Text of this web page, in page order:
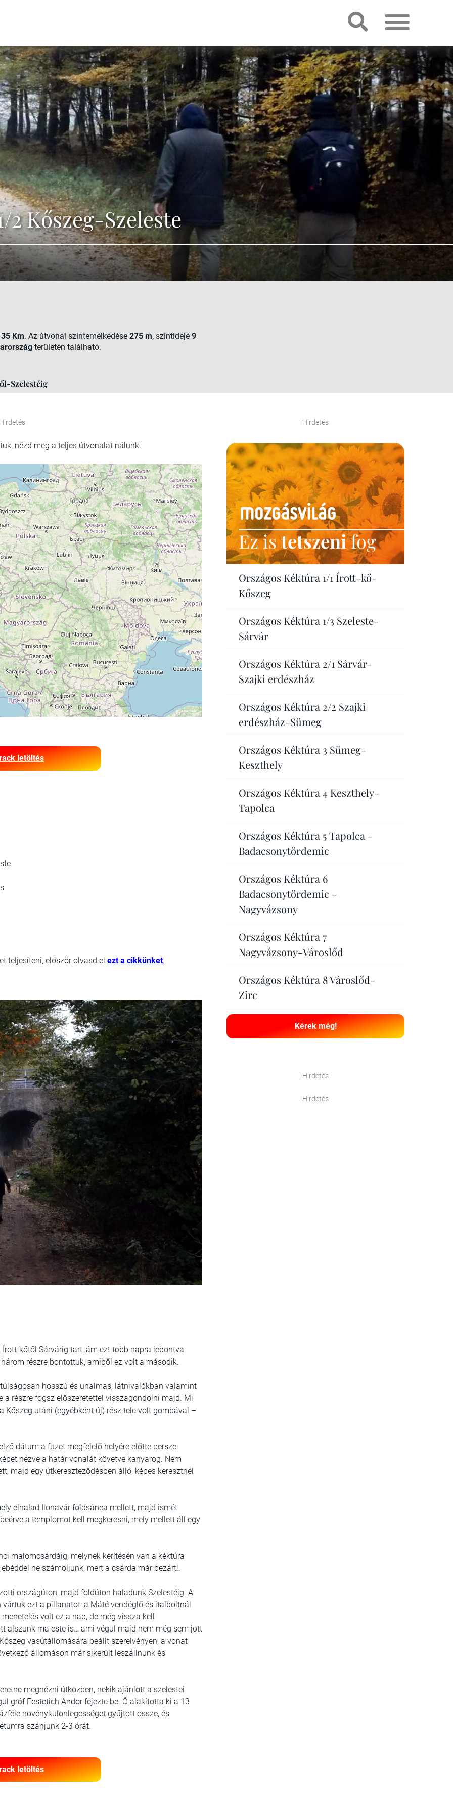
2 Kőszeg-Szeleste
35 Km. Az útvonal szintemelkedése 275 m, szintideje 9
területén található.
Szelestéig
nézd meg a teljes útvonalat nálunk.
letöltés
teljesíteni, először olvasd el ezt a cikkünket.
kőtől Sárvárig tart, ám ezt több napra lebontva
részre bontottuk, amiből ez volt a második.
hosszú és unalmas, látnivalókban valamint
a részre fogsz előszeretettel visszagondolni majd. Mi
Kőszeg utáni (egyébként új) rész tele volt gombával –
dátum a füzet megfelelő helyére előtte persze.
nézve a határ vonalát követve kanyarog. Nem
majd egy útkereszteződésben álló, képes keresztnél
elhalad Ilonavár földsánca mellett, majd ismét
a templomot kell megkeresni, mely mellett áll egy
malomcsárdáig, melynek kerítésén van a kéktúra
ne számoljunk, mert a csárda már bezárt!.
országúton, majd földúton haladunk Szelestéig. A
ezt a pillanatot: a Máté vendéglő és italboltnál
volt ez a nap, de még vissza kell
alszunk ma este is… ami végül majd nem még sem jött
vasútállomására beállt szerelvényen, a vonat
állomáson már sikerült leszállnunk és
megnézni útközben, nekik ajánlott a szelestei
gróf Festetich Andor fejezte be. Ő alakította ki a 13
növénykülönlegességet gyűjtött össze, és
szánjunk 2-3 órát.
letöltés
Hirdetés
Ez istetszenifog
Országos Kéktúra 1/1 Írott-kő-
Kőszeg
Országos Kéktúra 1/3 Szeleste-
Sárvár
Országos Kéktúra 2/1 Sárvár-
Szajki erdészház
Országos Kéktúra 2/2 Szajki
erdészház-Sümeg
Országos Kéktúra 3 Sümeg-
Keszthely
Országos Kéktúra 4 Keszthely-
Tapolca
Országos Kéktúra 5 Tapolca -
Badacsonytördemic
Országos Kéktúra 6
Badacsonytördemic -
Nagyvázsony
Országos Kéktúra 7
Nagyvázsony-Városlőd
Országos Kéktúra 8 Városlőd-
Zirc
Kérek még!
Hirdetés
Hirdetés